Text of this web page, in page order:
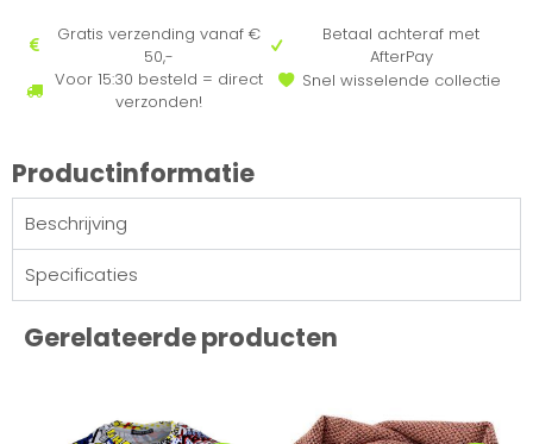
Gratis verzending vanaf €
50,-
Voor 15:30 besteld = direct
verzonden!
Betaal achteraf met
AfterPay
Snel wisselende collectie
Productinformatie
Beschrijving
Specificaties
Gerelateerde producten